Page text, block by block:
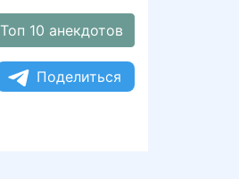
Топ 10 анекдотов
Поделиться